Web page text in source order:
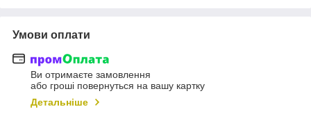
Умови оплати
Ви отримаєте замовлення
або гроші повернуться на вашу картку
Детальніше